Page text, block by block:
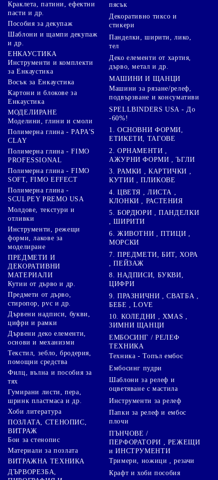
Краклета, патини, ефектни
пасти и др.
Пособия за декупаж
Шаблони и щампи декупаж
и др.
ЕНКАУСТИКА
Инструменти и комплекти
за Енкаустика
Восък за Енкаустика
Картони и блокове за
Енкаустика
МОДЕЛИРАНЕ
Моделини, глини и смоли
Полимерна глина - PAPA'S
CLAY
Полимерна глина - FIMO
PROFESSIONAL
Полимерна глина - FIMO
SOFT, FIMO EFFECT
Полимерна глина -
SCULPEY PREMO USA
Молдове, текстури и
отливки
Инструменти, режещи
форми, лакове за
моделиране
ПРЕДМЕТИ И
ДЕКОРАТИВНИ
МАТЕРИАЛИ
Кутии от дърво и др.
Предмети от дърво,
стиропор, pvc и др.
Дървени надписи, букви,
цифри и рамки
Дървени деко елементи,
основи и механизми
Текстил, зебло, бродерия,
помощни средства
Филц, вълна и пособия за
тях
Гумирани листи, пера,
шринк пластмаса и др.
Хоби литература
ПОЗЛАТА, СТЕНОПИС,
ВИТРАЖ
Бои за стенопис
Материали за позлата
ВИТРАЖНА ТЕХНИКА
ДЪРВОРЕЗБА,
пясък
Декоративно тиксо и
стикери
Панделки, ширити, лико,
тел
Деко елементи от хартия,
дърво, метал и др.
МАШИНИ И ЩАНЦИ
Машини за рязане/релеф,
подвързване и консумативи
SPELLBINDERS USA - До
-60%!
1. ОСНОВНИ ФОРМИ,
ЕТИКЕТИ, ТАГОВЕ
2. ОРНАМЕНТИ ,
АЖУРНИ ФОРМИ , ЪГЛИ
3. РАМКИ , КАРТИЧКИ ,
КУТИИ , ПЛИКОВЕ
4. ЦВЕТЯ , ЛИСТА ,
КЛОНКИ , РАСТЕНИЯ
5. БОРДЮРИ , ПАНДЕЛКИ
, ШИРИТИ
6. ЖИВОТНИ , ПТИЦИ ,
МОРСКИ
7. ПРЕДМЕТИ, БИТ, ХОРА
, ПЕЙЗАЖ
8. НАДПИСИ, БУКВИ,
ЦИФРИ
9. ПРАЗНИЧНИ , СВАТБА ,
БЕБЕ , LOVE
10. КОЛЕДНИ , XMAS ,
ЗИМНИ ЩАНЦИ
ЕМБОСИНГ / РЕЛЕФ
ТЕХНИКА
Техника - Топъл ембос
Ембосинг пудри
Шаблони за релеф и
оцветяване с мастила
Инструменти за релеф
Папки за релеф и ембос
плочи
ПЪНЧОВЕ /
ПЕРФОРАТОРИ , РЕЖЕЩИ
и ИНСТРУМЕНТИ
Тримери, ножици , резачи
Крафт и хоби пособия